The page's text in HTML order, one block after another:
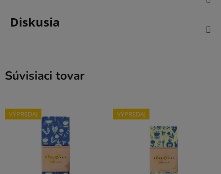
Diskusia
Súvisiaci tovar
VÝPREDAJ VÝPREDAJ